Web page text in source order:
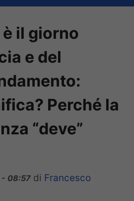
il giorno
e del
Perché la
“deve”
- 08:57 di Francesco